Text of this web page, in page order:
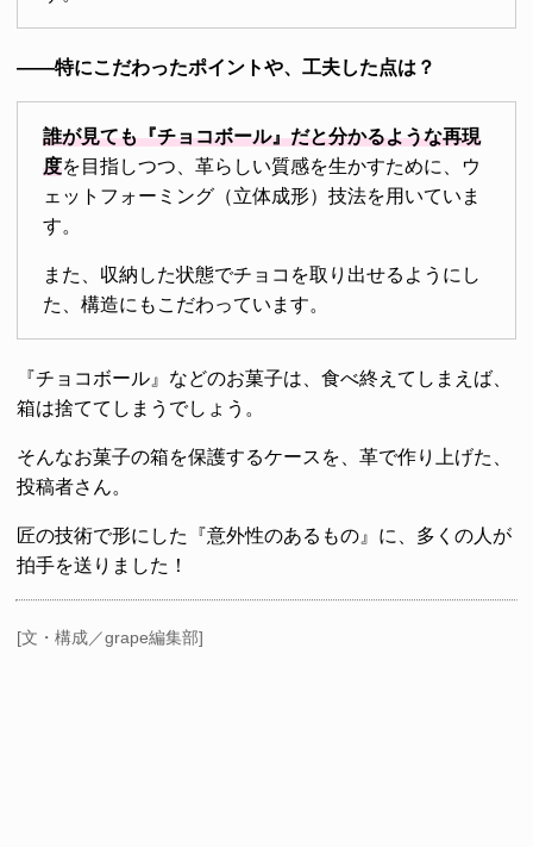
――特にこだわったポイントや、工夫した点は？
誰が見ても『チョコボール』だと分かるような再現
度を目指しつつ、革らしい質感を生かすために、ウ
ェットフォーミング（立体成形）技法を用いていま
す。
また、収納した状態でチョコを取り出せるようにし
た、構造にもこだわっています。
『チョコボール』などのお菓子は、食べ終えてしまえば、
箱は捨ててしまうでしょう。
そんなお菓子の箱を保護するケースを、革で作り上げた、
投稿者さん。
匠の技術で形にした『意外性のあるもの』に、多くの人が
拍手を送りました！
[文・構成／grape編集部]